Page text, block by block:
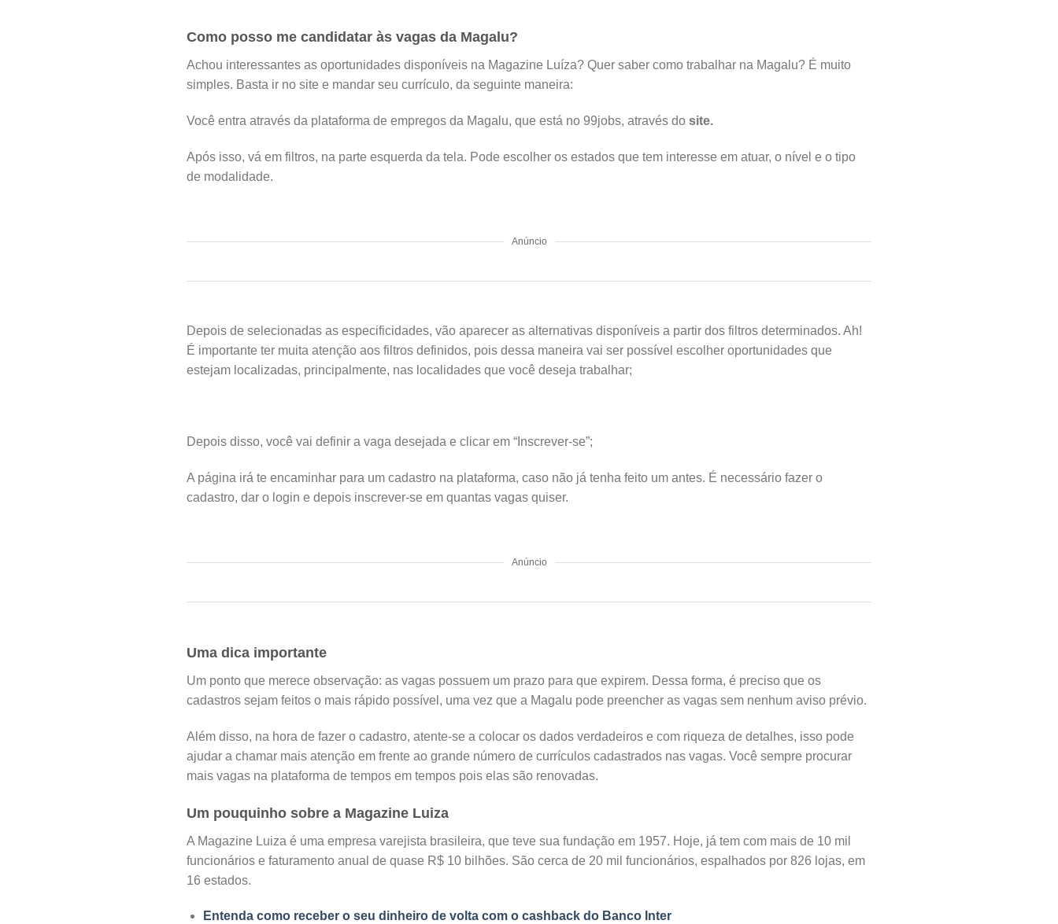
Como posso me candidatar às vagas da Magalu?
Achou interessantes as oportunidades disponíveis na Magazine Luíza? Quer saber como trabalhar na Magalu? É muito
simples. Basta ir no site e mandar seu currículo, da seguinte maneira:
Você entra através da plataforma de empregos da Magalu, que está no 99jobs, através do site.
Após isso, vá em filtros, na parte esquerda da tela. Pode escolher os estados que tem interesse em atuar, o nível e o tipo
de modalidade.
Anúncio
Depois de selecionadas as especificidades, vão aparecer as alternativas disponíveis a partir dos filtros determinados. Ah!
É importante ter muita atenção aos filtros definidos, pois dessa maneira vai ser possível escolher oportunidades que
estejam localizadas, principalmente, nas localidades que você deseja trabalhar;
Depois disso, você vai definir a vaga desejada e clicar em “Inscrever-se”;
A página irá te encaminhar para um cadastro na plataforma, caso não já tenha feito um antes. É necessário fazer o
cadastro, dar o login e depois inscrever-se em quantas vagas quiser.
Anúncio
Uma dica importante
Um ponto que merece observação: as vagas possuem um prazo para que expirem. Dessa forma, é preciso que os
cadastros sejam feitos o mais rápido possível, uma vez que a Magalu pode preencher as vagas sem nenhum aviso prévio.
Além disso, na hora de fazer o cadastro, atente-se a colocar os dados verdadeiros e com riqueza de detalhes, isso pode
ajudar a chamar mais atenção em frente ao grande número de currículos cadastrados nas vagas. Você sempre procurar
mais vagas na plataforma de tempos em tempos pois elas são renovadas.
Um pouquinho sobre a Magazine Luiza
A Magazine Luiza é uma empresa varejista brasileira, que teve sua fundação em 1957. Hoje, já tem com mais de 10 mil
funcionários e faturamento anual de quase R$ 10 bilhões. São cerca de 20 mil funcionários, espalhados por 826 lojas, em
16 estados.
Entenda como receber o seu dinheiro de volta com o cashback do Banco Inter